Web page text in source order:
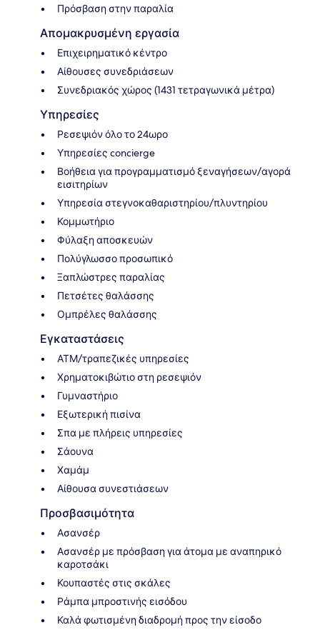
Πρόσβαση στην παραλία
Απομακρυσμένη εργασία
Επιχειρηματικό κέντρο
Αίθουσες συνεδριάσεων
Συνεδριακός χώρος (1431 τετραγωνικά μέτρα)
Υπηρεσίες
Ρεσεψιόν όλο το 24ωρο
Υπηρεσίες concierge
Βοήθεια για προγραμματισμό ξεναγήσεων/αγορά
εισιτηρίων
Υπηρεσία στεγνοκαθαριστηρίου/πλυντηρίου
Κομμωτήριο
Φύλαξη αποσκευών
Πολύγλωσσο προσωπικό
Ξαπλώστρες παραλίας
Πετσέτες θαλάσσης
Ομπρέλες θαλάσσης
Εγκαταστάσεις
ΑΤΜ/τραπεζικές υπηρεσίες
Χρηματοκιβώτιο στη ρεσεψιόν
Γυμναστήριο
Εξωτερική πισίνα
Σπα με πλήρεις υπηρεσίες
Σάουνα
Χαμάμ
Αίθουσα συνεστιάσεων
Προσβασιμότητα
Ασανσέρ
Ασανσέρ με πρόσβαση για άτομα με αναπηρικό
καροτσάκι
Κουπαστές στις σκάλες
Ράμπα μπροστινής εισόδου
Καλά φωτισμένη διαδρομή προς την είσοδο